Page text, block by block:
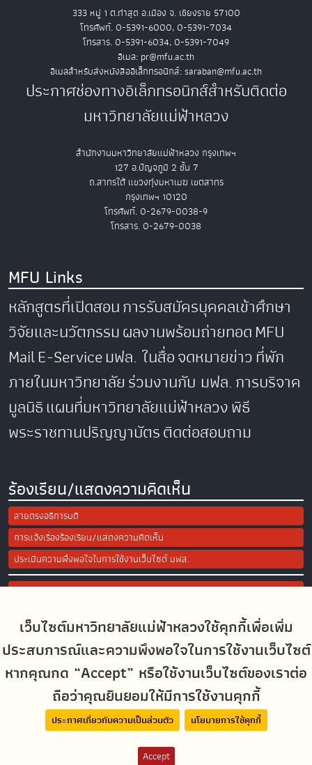
เว็บไซต์มหาวิทยาลัยแม่ฟ้าหลวงใช้คุกกี้เพื่อเพิ่ม
ประสบการณ์และความพึงพอใจในการใช้งานเว็บไซต์
หากคุณกด “Accept” หรือใช้งานเว็บไซต์ของเราต่อ
ถือว่าคุณยินยอมให้มีการใช้งานคุกกี้
ประกาศเกี่ยวกับความเป็นส่วนตัว นโยบายการใช้คุกกี้
Accept
333 หมู่ 1 ต.ท่าสุด อ.เมือง จ. เชียงราย 57100
โทรศัพท์. 0-5391-6000, 0-5391-7034
โทรสาร. 0-5391-6034, 0-5391-7049
อีเมล: pr@mfu.ac.th
อีเมลสำหรับส่งหนังสืออิเล็กทรอนิกส์: saraban@mfu.ac.th
ประกาศช่องทางอิเล็กทรอนิกส์สำหรับติดต่อ
มหาวิทยาลัยแม่ฟ้าหลวง
สำนักงานมหาวิทยาลัยแม่ฟ้าหลวง กรุงเทพฯ
127 อ.ปัญจภูมิ 2 ชั้น 7
ถ.สาทรใต้ แขวงทุ่งมหาเมฆ เขตสาทร
กรุงเทพฯ 10120
โทรศัพท์. 0-2679-0038-9
โทรสาร. 0-2679-0038
MFU Links
หลักสูตรที่เปิดสอนการรับสมัครบุคคลเข้าศึกษา
วิจัยและนวัตกรรมผลงานพร้อมถ่ายทอดMFU
MailE-Serviceมฟล. ในสื่อจดหมายข่าวที่พัก
ภายในมหาวิทยาลัยร่วมงานกับ มฟล.การบริจาค
มูลนิธิแผนที่มหาวิทยาลัยแม่ฟ้าหลวงพิธี
พระราชทานปริญญาบัตรติดต่อสอบถาม
ร้องเรียน/แสดงความคิดเห็น
สายตรงอธิการบดี
การแจ้งเรื่องร้องเรียน/แสดงความคิดเห็น
ประเมินความพึงพอใจในการใช้งานเว็บไซต์ มฟล.
Site Map
Social Media
MFUconnect